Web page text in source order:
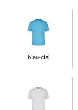
bleu-ciel